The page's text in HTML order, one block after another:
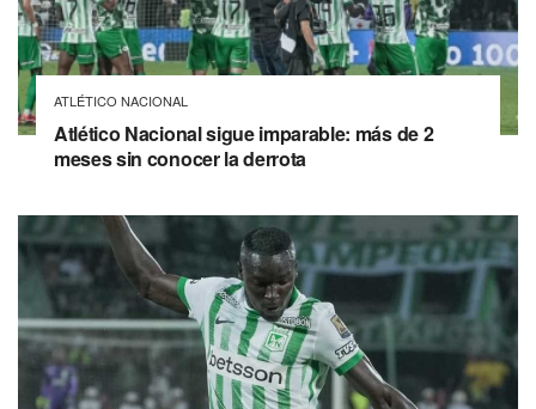
ATLÉTICO NACIONAL
Atlético Nacional sigue imparable: más de 2
meses sin conocer la derrota